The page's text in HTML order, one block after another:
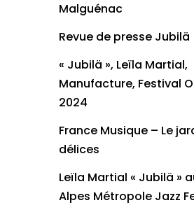
Malguénac
Revue de presse Jubilä
« Jubilä », Leïla Martial,
Manufacture, Festival
2024
France Musique – Le
délices
Leïla Martial « Jubilä »
Alpes Métropole Jazz